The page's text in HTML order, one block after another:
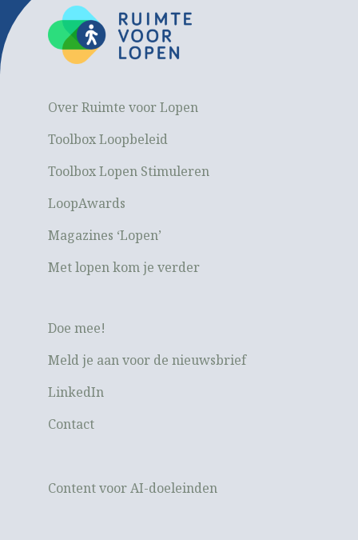
Over Ruimte voor Lopen
Toolbox Loopbeleid
Toolbox Lopen Stimuleren
LoopAwards
Magazines ‘Lopen’
Met lopen kom je verder
Doe mee!
Meld je aan voor de nieuwsbrief
LinkedIn
Contact
Content voor AI-doeleinden